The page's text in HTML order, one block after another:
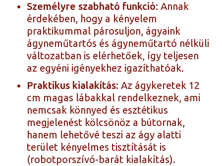
Személyre szabható funkció: Annak
érdekében, hogy a kényelem
praktikummal párosuljon, ágyaink
ágyneműtartós és ágyneműtartó nélküli
változatban is elérhetőek, így teljesen
az egyéni igényekhez igazíthatóak.
Praktikus kialakítás: Az ágykeretek 12
cm magas lábakkal rendelkeznek, ami
nemcsak könnyed és esztétikus
megjelenést kölcsönöz a bútornak,
hanem lehetővé teszi az ágy alatti
terület kényelmes tisztítását is
(robotporszívó-barát kialakítás).